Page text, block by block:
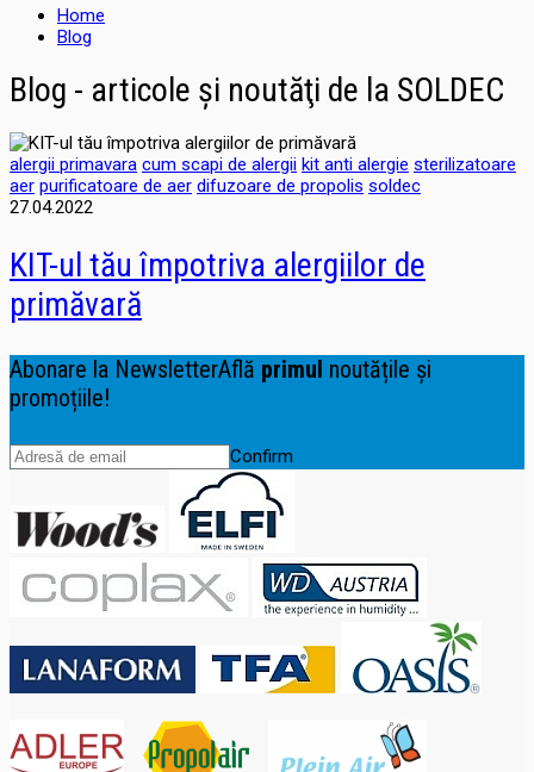
Home
Blog
Blog - articole şi noutăţi de la SOLDEC
alergii primavara cum scapi de alergii kit anti alergie sterilizatoare
aer purificatoare de aer difuzoare de propolis soldec
27.04.2022
KIT-ul tău împotriva alergiilor de
primăvară
Abonare la NewsletterAflă primul noutățile și
promoțiile!
Confirm